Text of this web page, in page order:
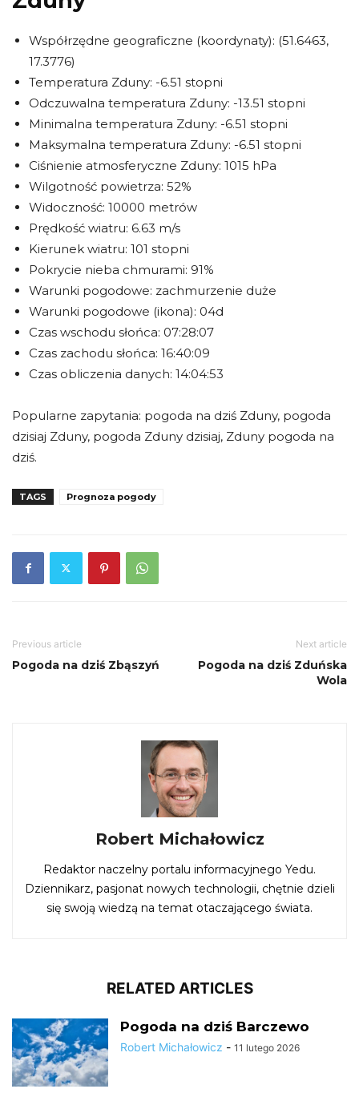
Współrzędne geograficzne (koordynaty): (51.6463,
17.3776)
Temperatura Zduny: -6.51 stopni
Odczuwalna temperatura Zduny: -13.51 stopni
Minimalna temperatura Zduny: -6.51 stopni
Maksymalna temperatura Zduny: -6.51 stopni
Ciśnienie atmosferyczne Zduny: 1015 hPa
Wilgotność powietrza: 52%
Widoczność: 10000 metrów
Prędkość wiatru: 6.63 m/s
Kierunek wiatru: 101 stopni
Pokrycie nieba chmurami: 91%
Warunki pogodowe: zachmurzenie duże
Warunki pogodowe (ikona): 04d
Czas wschodu słońca: 07:28:07
Czas zachodu słońca: 16:40:09
Czas obliczenia danych: 14:04:53
Popularne zapytania: pogoda na dziś Zduny, pogoda
dzisiaj Zduny, pogoda Zduny dzisiaj, Zduny pogoda na
dziś.
TAGS Prognoza pogody
Previous article
Pogoda na dziś Zbąszyń
Next article
Pogoda na dziś Zduńska
Wola
Robert Michałowicz
Redaktor naczelny portalu informacyjnego Yedu.
Dziennikarz, pasjonat nowych technologii, chętnie dzieli
się swoją wiedzą na temat otaczającego świata.
RELATED ARTICLES
Pogoda na dziś Barczewo
Robert Michałowicz - 11 lutego 2026